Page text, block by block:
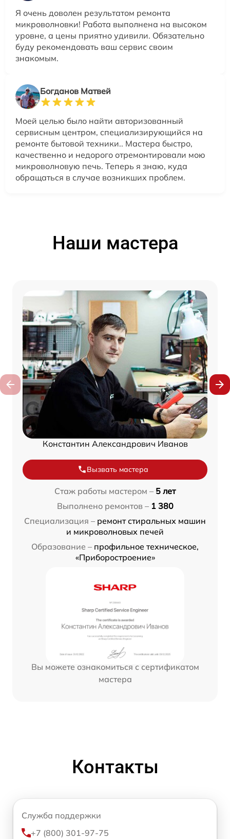
Я очень доволен результатом ремонта
микроволновки! Работа выполнена на высоком
уровне, а цены приятно удивили. Обязательно
буду рекомендовать ваш сервис своим
знакомым.
Богданов Матвей
Моей целью было найти авторизованный
сервисным центром, специализирующийся на
ремонте бытовой техники.. Мастера быстро,
качественно и недорого отремонтировали мою
микроволновую печь. Теперь я знаю, куда
обращаться в случае возникших проблем.
Наши мастера
Константин Александрович Иванов
Вызвать мастера
Стаж работы мастером – 5 лет
Выполнено ремонтов – 1 380
Специализация – ремонт стиральных машин
и микроволновых печей
Образование – профильное техническое,
«Приборостроение»
Вы можете ознакомиться с сертификатом
мастера
Контакты
Служба поддержки
+7 (800) 301-97-75